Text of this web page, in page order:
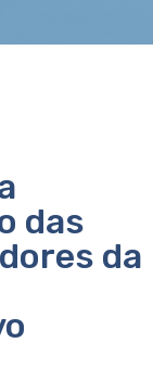
das
da